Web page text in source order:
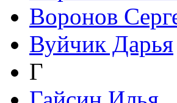
Воронов
Вуйчик Дарья
Г